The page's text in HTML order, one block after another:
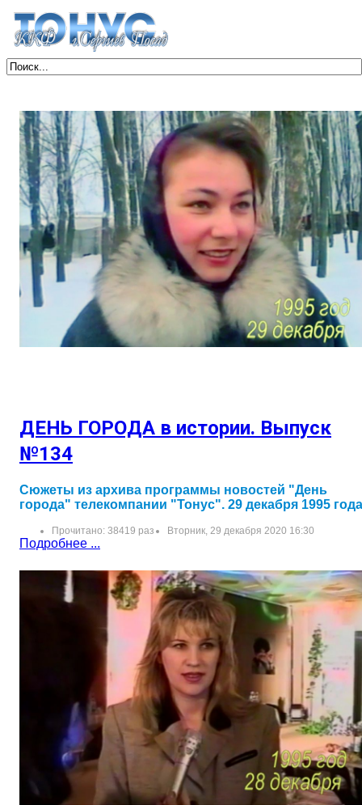
ДЕНЬ ГОРОДА в истории. Выпуск
№134
Сюжеты из архива программы новостей "День
города" телекомпании "Тонус". 29 декабря 1995 года
Прочитано: 38419 раз Вторник, 29 декабря 2020 16:30
Подробнее ...